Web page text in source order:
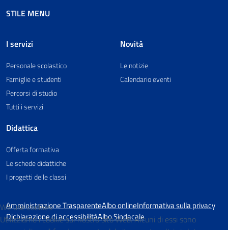
STILE MENU
I servizi
Personale scolastico
Famiglie e studenti
Percorsi di studio
Tutti i servizi
Didattica
Offerta formativa
Le schede didattiche
I progetti delle classi
Novità
Le notizie
Calendario eventi
Amministrazione TrasparenteAlbo onlineInformativa sulla privacy
Dichiarazione di accessibilitàAlbo Sindacale
We use cookies
Utilizziamo i cookie sul nostro sito Web. Alcuni di essi sono